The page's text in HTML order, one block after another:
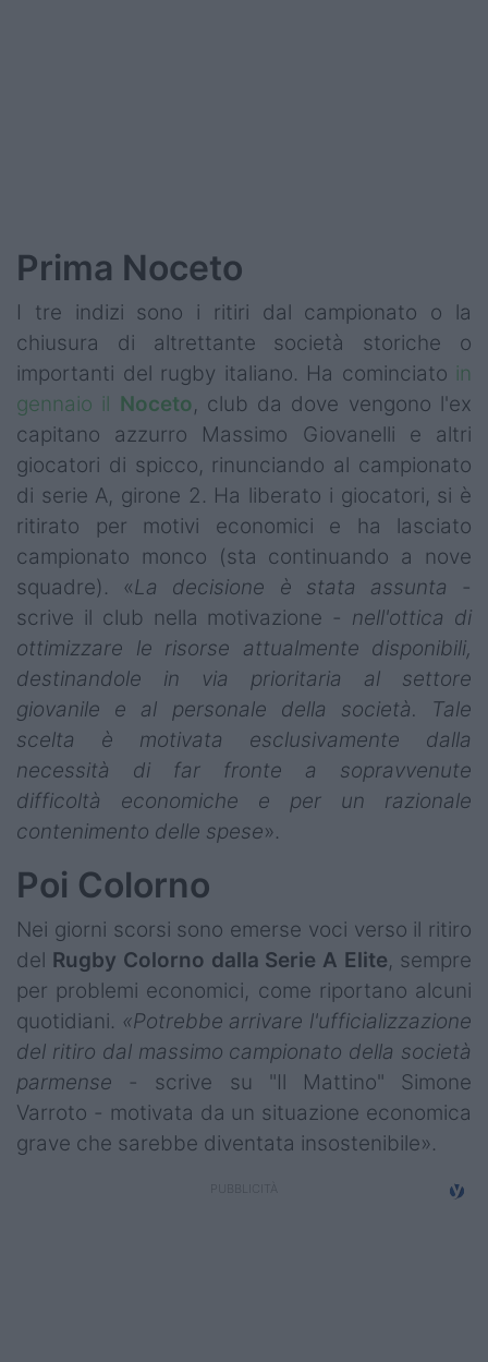
Prima Noceto
I tre indizi sono i ritiri dal campionato o la
chiusura di altrettante società storiche o
importanti del rugby italiano. Ha cominciato in
gennaio il Noceto, club da dove vengono l'ex
capitano azzurro Massimo Giovanelli e altri
giocatori di spicco, rinunciando al campionato
di serie A, girone 2. Ha liberato i giocatori, si è
ritirato per motivi economici e ha lasciato
campionato monco (sta continuando a nove
squadre). «La decisione è stata assunta -
scrive il club nella motivazione - nell'ottica di
ottimizzare le risorse attualmente disponibili,
destinandole in via prioritaria al settore
giovanile e al personale della società. Tale
scelta è motivata esclusivamente dalla
necessità di far fronte a sopravvenute
difficoltà economiche e per un razionale
contenimento delle spese».
Poi Colorno
Nei giorni scorsi sono emerse voci verso il ritiro
del Rugby Colorno dalla Serie A Elite, sempre
per problemi economici, come riportano alcuni
quotidiani. «Potrebbe arrivare l'ufficializzazione
del ritiro dal massimo campionato della società
parmense - scrive su "Il Mattino" Simone
Varroto - motivata da un situazione economica
grave che sarebbe diventata insostenibile».